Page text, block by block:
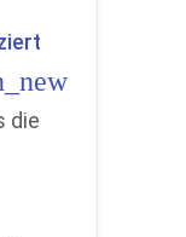
die